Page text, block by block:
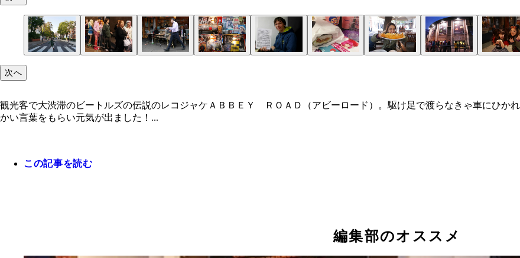
次へ
観光客で大渋滞のビートルズの伝説のレコジャケＡＢＢＥＹ ＲＯＡＤ（アビーロード）。駆け足で渡らなきゃ車にひか
かい言葉をもらい元気が出ました！...
この記事を読む
編集部のオススメ